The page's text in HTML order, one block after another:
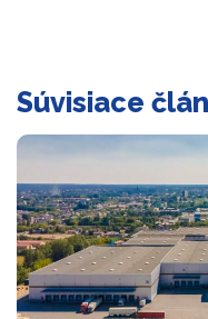
Súvisiace